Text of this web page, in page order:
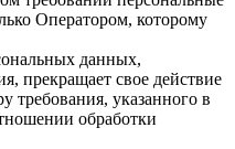
Оператором, которому
данных,
прекращает свое действие
требования, указанного в
обработки